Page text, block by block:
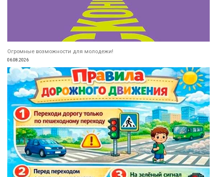
Огромные возможности для молодежи!
06.08.2026